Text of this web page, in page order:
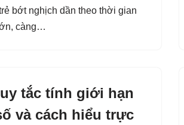
bớt nghịch dần theo thời gian
càng…
tắc tính giới hạn
và cách hiểu trực